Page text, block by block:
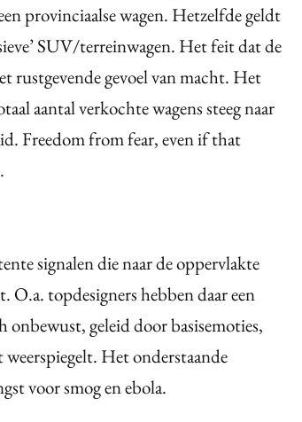
provinciaalse wagen. Hetzelfde geldt
SUV/terreinwagen. Het feit dat de
rustgevende gevoel van macht. Het
aantal verkochte wagens steeg naar
Freedom from fear, even if that
signalen die naar de oppervlakte
O.a. topdesigners hebben daar een
geleid door basisemoties,
Het onderstaande
voor smog en ebola.